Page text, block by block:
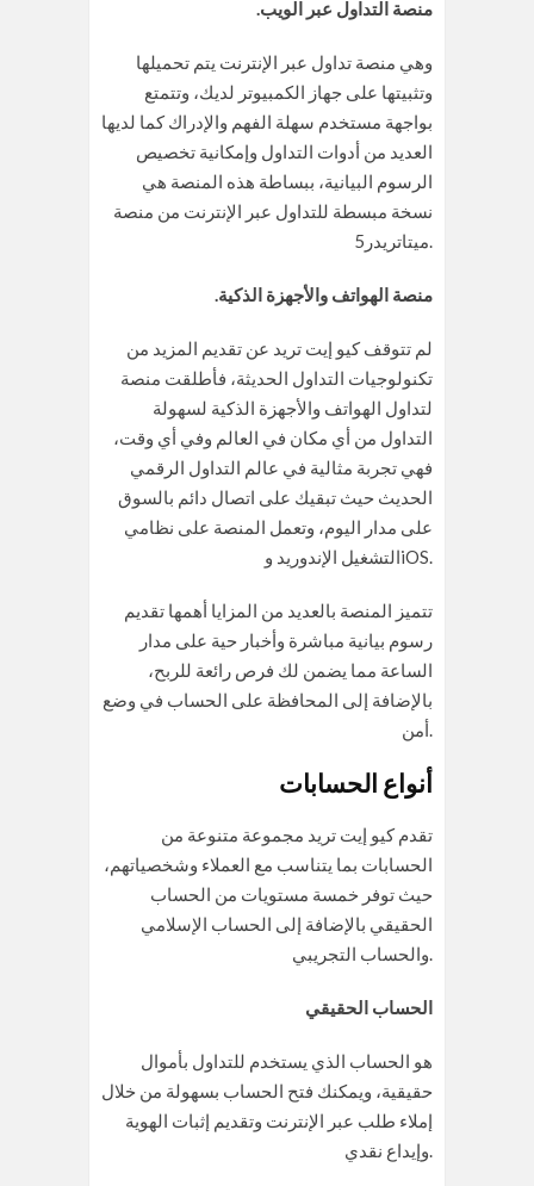
.منصة التداول عبر الويب
وهي منصة تداول عبر الإنترنت يتم تحميلها
وتثبيتها على جهاز الكمبيوتر لديك، وتتمتع
بواجهة مستخدم سهلة الفهم والإدراك كما لديها
العديد من أدوات التداول وإمكانية تخصيص
الرسوم البيانية، ببساطة هذه المنصة هي
نسخة مبسطة للتداول عبر الإنترنت من منصة
ميتاتريدر5.
.منصة الهواتف والأجهزة الذكية
لم تتوقف كيو إيت تريد عن تقديم المزيد من
تكنولوجيات التداول الحديثة، فأطلقت منصة
لتداول الهواتف والأجهزة الذكية لسهولة
التداول من أي مكان في العالم وفي أي وقت،
فهي تجربة مثالية في عالم التداول الرقمي
الحديث حيث تبقيك على اتصال دائم بالسوق
على مدار اليوم، وتعمل المنصة على نظامي
التشغيل الإندوريد وiOS.
تتميز المنصة بالعديد من المزايا أهمها تقديم
رسوم بيانية مباشرة وأخبار حية على مدار
الساعة مما يضمن لك فرص رائعة للربح،
بالإضافة إلى المحافظة على الحساب في وضع
أمن.
أنواع الحسابات
تقدم كيو إيت تريد مجموعة متنوعة من
الحسابات بما يتناسب مع العملاء وشخصياتهم،
حيث توفر خمسة مستويات من الحساب
الحقيقي بالإضافة إلى الحساب الإسلامي
والحساب التجريبي.
الحساب الحقيقي
هو الحساب الذي يستخدم للتداول بأموال
حقيقية، ويمكنك فتح الحساب بسهولة من خلال
إملاء طلب عبر الإنترنت وتقديم إثبات الهوية
وإيداع نقدي.